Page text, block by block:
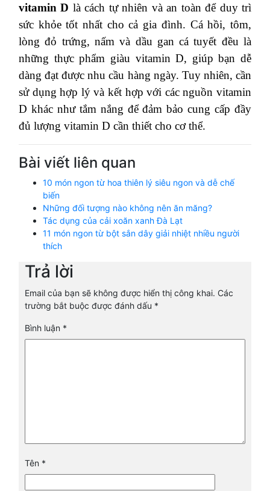
vitamin D là cách tự nhiên và an toàn để duy trì
sức khỏe tốt nhất cho cả gia đình. Cá hồi, tôm,
lòng đỏ trứng, nấm và dầu gan cá tuyết đều là
những thực phẩm giàu vitamin D, giúp bạn dễ
dàng đạt được nhu cầu hàng ngày. Tuy nhiên, cần
sử dụng hợp lý và kết hợp với các nguồn vitamin
D khác như tắm nắng để đảm bảo cung cấp đầy
đủ lượng vitamin D cần thiết cho cơ thể.
Bài viết liên quan
10 món ngon từ hoa thiên lý siêu ngon và dễ chế
biến
Những đối tượng nào không nên ăn măng?
Tác dụng của cải xoăn xanh Đà Lạt
11 món ngon từ bột sắn dây giải nhiệt nhiều người
thích
Trả lời
Email của bạn sẽ không được hiển thị công khai. Các
trường bắt buộc được đánh dấu *
Bình luận *
Tên *